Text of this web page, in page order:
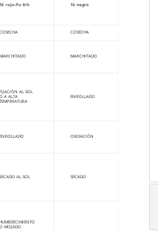
Té rojo-Pu Erh Té negro
COSECHA COSECHA
MARCHITADO MARCHITADO
FIJACIÓN AL SOL
O A ALTA
TEMPERATURA
ENROLLADO
ENROLLADO OXIDACIÓN
SECADO AL SOL SECADO
HUMEDECIMIENTO
O MOJADO